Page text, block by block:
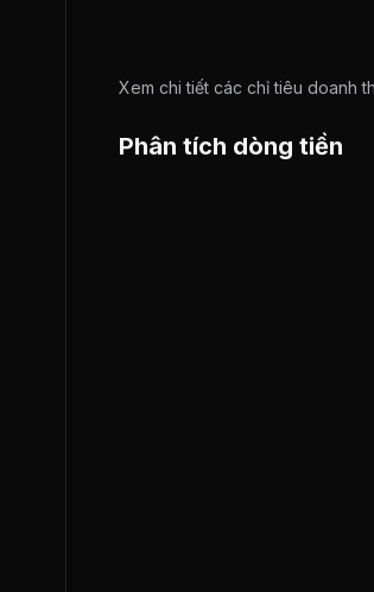
Xem chi tiết các chỉ tiêu doanh
Phân tích dòng tiền